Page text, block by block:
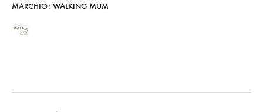
MARCHIO: WALKING MUM